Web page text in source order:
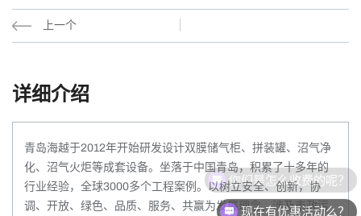
上一个
详细介绍
青岛海越于2012年开始研发设计双膜储气柜、拼装罐、沼气净
化、沼气火炬等成套设备。坐落于中国青岛，积累了十多年的
行业经验，全球3000多个工程案例。以树立安全、创新，协
调、开放、绿色、品质、服务、共赢为发展理念，涉及市政污
你们是怎么收费的呢？
现在有优惠活动么？